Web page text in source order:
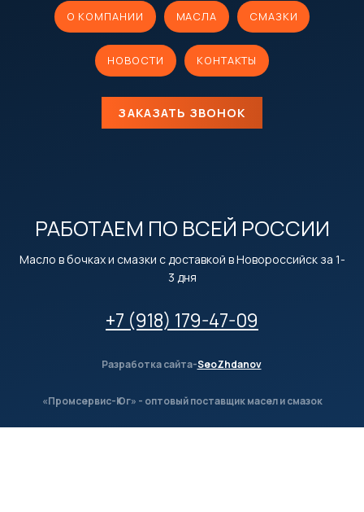
О КОМПАНИИ МАСЛА СМАЗКИ
НОВОСТИ КОНТАКТЫ
ЗАКАЗАТЬ ЗВОНОК
+7 (918) 179-47-09
Разработка сайта-SeoZhdanov
«Промсервис-Юг» - оптовый поставщик масел и смазок
РАБОТАЕМ ПО ВСЕЙ РОССИИ
Масло в бочках и смазки с доставкой в Новороссийск за 1-
3 дня